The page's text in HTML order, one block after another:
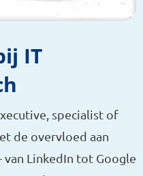
IT
specialist of
de overvloed aan
LinkedIn tot Google